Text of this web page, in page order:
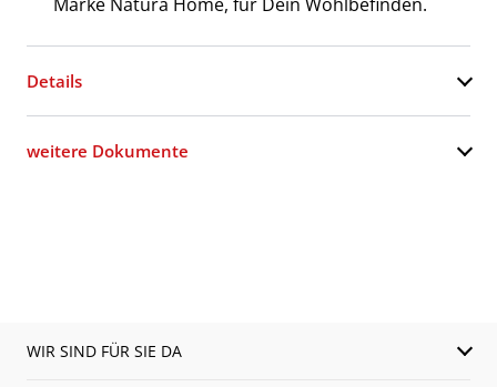
Details
weitere Dokumente
WIR SIND FÜR SIE DA